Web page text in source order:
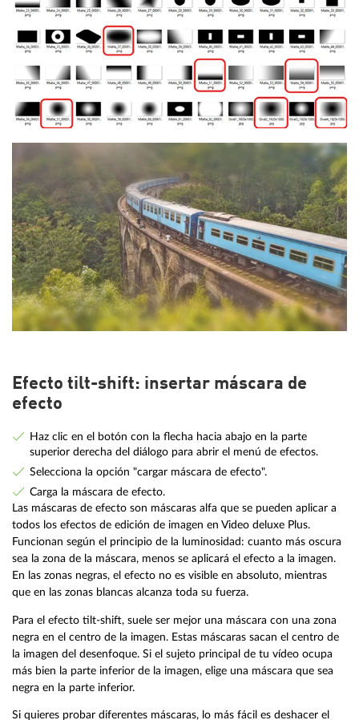
Efecto tilt-shift: insertar máscara de
efecto
Haz clic en el botón con la flecha hacia abajo en la parte
superior derecha del diálogo para abrir el menú de efectos.
Selecciona la opción "cargar máscara de efecto".
Carga la máscara de efecto.
Las máscaras de efecto son máscaras alfa que se pueden aplicar a
todos los efectos de edición de imagen en Video deluxe Plus.
Funcionan según el principio de la luminosidad: cuanto más oscura
sea la zona de la máscara, menos se aplicará el efecto a la imagen.
En las zonas negras, el efecto no es visible en absoluto, mientras
que en las zonas blancas alcanza toda su fuerza.
Para el efecto tilt-shift, suele ser mejor una máscara con una zona
negra en el centro de la imagen. Estas máscaras sacan el centro de
la imagen del desenfoque. Si el sujeto principal de tu vídeo ocupa
más bien la parte inferior de la imagen, elige una máscara que sea
negra en la parte inferior.
Si quieres probar diferentes máscaras, lo más fácil es deshacer el